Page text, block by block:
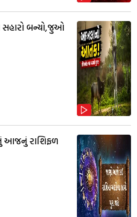
સહારો બન્યો,જુઓ
આજનું રાશિફળ